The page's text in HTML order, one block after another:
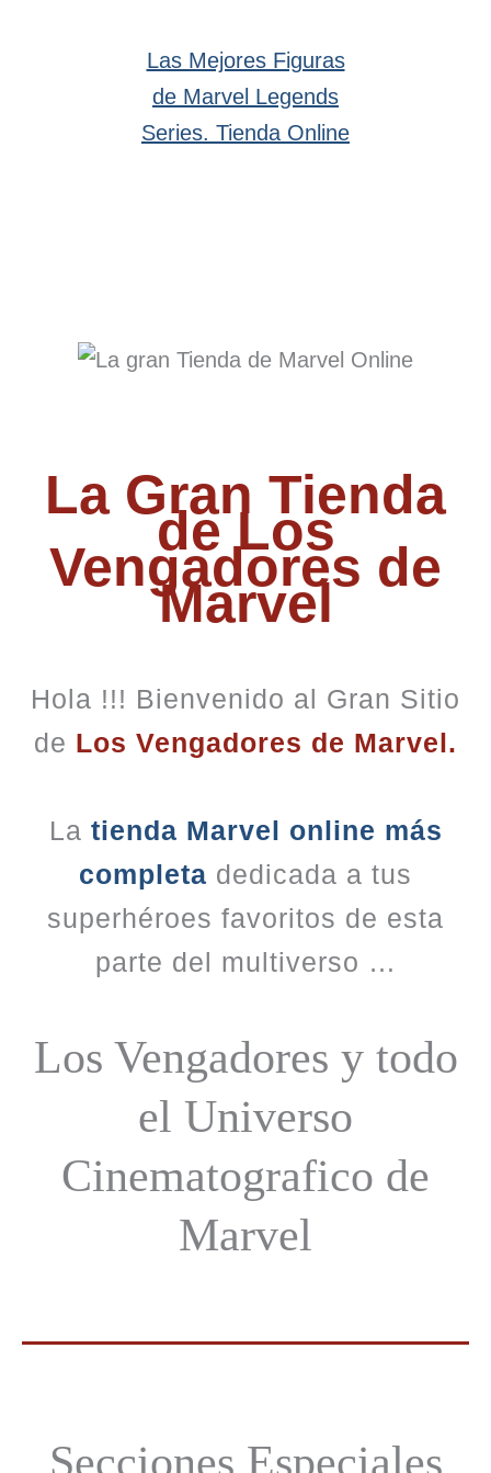
Las Mejores Figuras
de Marvel Legends
Series. Tienda Online
La Gran Tienda
de Los
Vengadores de
Marvel
Hola !!! Bienvenido al Gran Sitio
de Los Vengadores de Marvel.
La tienda Marvel online más
completa dedicada a tus
superhéroes favoritos de esta
parte del multiverso …
Los Vengadores y todo
el Universo
Cinematografico de
Marvel
Secciones Especiales